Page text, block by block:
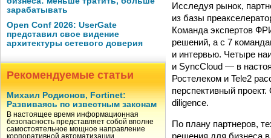
зарабатывать
Open Conf 2026: UserGate
представил свое видение
архитектуры сетевого доверия
Рекомендуемые статьи
Михаил Родионов, Fortinet:
Развиваясь по известным законам
В настоящее время информационная
безопасность представляет собой вполне
самостоятельное мощное направление
корпоративной автоматизации.
Исследуя рынок,
из базы
Команда экспертов
решений, а с 7
и интервью. Четыре
и SyncCloud — в
Ростелеком и Tele2
перспективный
diligence.
По плану партнеров,
решения для бизнеса